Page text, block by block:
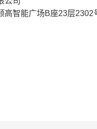
高智能广场B座23层2302